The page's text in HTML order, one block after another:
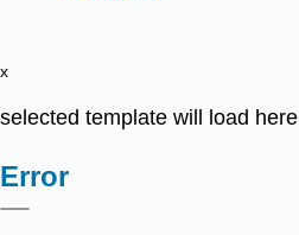
x
selected template will load here
Error